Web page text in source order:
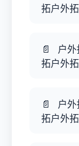
拓户外
户
拓户外
户
拓户外